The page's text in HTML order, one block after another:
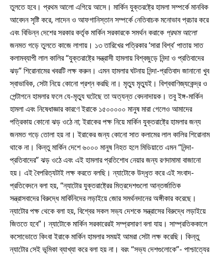
তুলতে হবে। প্রথম আলো এগিয়ে আসে। মার্কিন যুক্তরষ্ট্রে হামলা সম্পর্কে মানবিক
আবেদন সৃষ্টি করে, লাদেন ও আফগানিস্তান সম্পর্কে নেতিবাচক মনোভাব প্রচার করে
এবং বিভিন্ন দেশের সরকার কর্তৃক মার্কিন সরকারকে সমর্থন করাকে প্রথম আলো
জনমত গড়ে তুলতে কাজে লাগায়। ১৩ তারিখের পত্রিকার ‘সারা বিশ্ব’ পাতায় সাত
কলামব্যাপী লাল কালির “যুক্তরাষ্ট্রে সন্ত্রাসী হামলায় বিশ্বজুড়ে নিন্দা ও প্রতিবাদের
ঝড়” শিরোনামের খবরটি লক্ষ করুন। এমন হামলার ঘটনায় নিন্দা-প্রতিবাদ জানানো খুব
স্বাভাবিক, সেটা নিয়ে কোনো প্রশ্ন করছি না। মৃত্যু মৃত্যুই। বিশ্ববাণিজ্যকেন্দ্র ও
পেন্টাগনে হামলার ফলে যে-মৃত্যু ঘটেছে তা অত্যন্ত বেদনাদায়ক। তবু ইঙ্গ-মার্কিন
হামলা এবং নিষেধাজ্ঞার কারণে ইরাকে ১৫০০০০০ মানুষ মারা গেলেও আমাদের
পত্রিকায় কোনো ঝড় ওঠে না; ইরাকের পক্ষ নিয়ে মার্কিন যুক্তরাষ্ট্রে হামলার জন্য
জনমত গড়ে তোলা হয় না। ইরাকের জন্য কোনো সাত কলামের লাল কালির শিরোনাম
থাকে না। কিন্তু মার্কিন দেশে ৬০০০ মানুষ নিহত হলে মিডিয়াতে এমন “নিন্দা-
প্রতিবাদের” ঝড় ওঠে এবং এই হামলার প্রতিশোধ নেয়ার জন্য রণদামামা বাজানো
হয়। এই বৈপরিত্যটাই লক্ষ করতে বলছি। ন্যাটোকে উদ্ধৃত করে এই সংবাদ-
প্রতিবেদনে বলা হয়, “ন্যাটোর যুক্তরাষ্ট্রের মিত্রদেশগুলো আন্তর্জাতিক
সন্ত্রাসবাদের বিরুদ্ধে মার্কিনিদের লড়াইয়ে জোর সমর্থনদানের অঙ্গীকার করেছে।
ন্যাটোর পক্ষ থেকে বলা হয়, বিশ্বের সকল সভ্য দেশকে সন্ত্রাসের বিরুদ্ধে লড়াইয়ে
জিততে হবে”। ন্যাটোকে মার্কিন সরকারেরই সম্প্রসারণ বলা যায়। সাম্প্রতিককালে
কসোভোতে কিংবা ইরাকে মার্কিন হামলার সময়ই আমরা সেটা লক্ষ করেছি। কিন্তু
ন্যাটোর সেই ভূমিকা ব্যাখ্যা করে বলা হয় না। বরং “সভ্য দেশগুলোকে”- পাশ্চাত্যের